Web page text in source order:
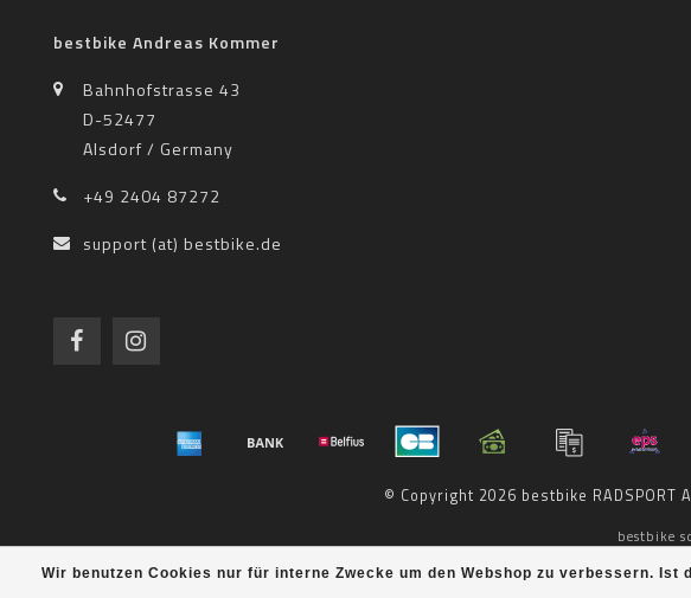
Wir benutzen Cookies nur für interne Zwecke um den Webshop zu verbessern. Ist
bestbike Andreas Kommer
Bahnhofstrasse 43
D-52477
Alsdorf / Germany
+49 2404 87272
support (at) bestbike.de
© Copyright 2026 bestbike RADSPORT
bestbike